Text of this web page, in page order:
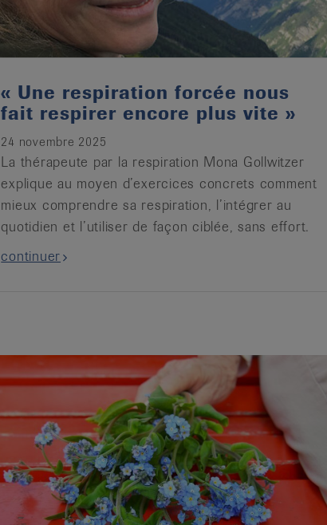
« Une respiration forcée nous
fait respirer encore plus vite »
24 novembre 2025
La thérapeute par la respiration Mona Gollwitzer
explique au moyen d’exercices concrets comment
mieux comprendre sa respiration, l’intégrer au
quotidien et l’utiliser de façon ciblée, sans effort.
continuer